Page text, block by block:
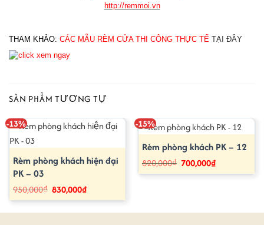
http://remmoi.vn
THAM KHẢO: CÁC MẪU RÈM CỬA THI CÔNG THỰC TẾ TẠI ĐÂY
SẢN PHẨM TƯƠNG TỰ
-13%
Rèm phòng khách hiện đại
PK – 03
950,000₫ Giá
gốc
là:
950,000₫.
830,000₫Giá
hiện
tại
là:
-15%
Rèm phòng khách PK – 12
820,000₫ Giá
gốc
là:
700,000₫Giá
hiện
tại